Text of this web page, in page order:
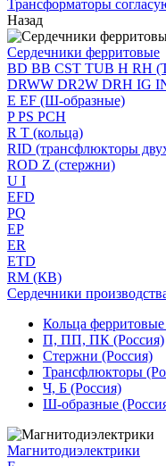
Трансформаторы
Назад
Сердечники ферритовые
BD BB CST TUB H RH
DRWW DR2W DRH IG
E EF (Ш-образные)
P PS PCH
R T (кольца)
RID (трансфлюкторы
ROD Z (стержни)
U I
EFD
PQ
EP
ER
ETD
RM (КВ)
Сердечники
Кольца
П, ПП, ПК (Россия)
Стержни (Россия)
Трансфлюкторы
Ч, Б (Россия)
Ш-образные
Магнитодиэлектрики